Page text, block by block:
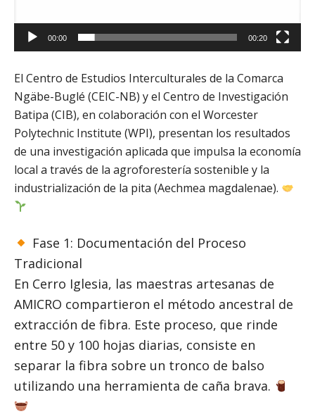
00:00 00:20
El Centro de Estudios Interculturales de la Comarca
Ngäbe-Buglé (CEIC-NB) y el Centro de Investigación
Batipa (CIB), en colaboración con el Worcester
Polytechnic Institute (WPI), presentan los resultados
de una investigación aplicada que impulsa la economía
local a través de la agroforestería sostenible y la
industrialización de la pita (Aechmea magdalenae).
Fase 1: Documentación del Proceso
Tradicional
En Cerro Iglesia, las maestras artesanas de
AMICRO compartieron el método ancestral de
extracción de fibra. Este proceso, que rinde
entre 50 y 100 hojas diarias, consiste en
separar la fibra sobre un tronco de balso
utilizando una herramienta de caña brava.